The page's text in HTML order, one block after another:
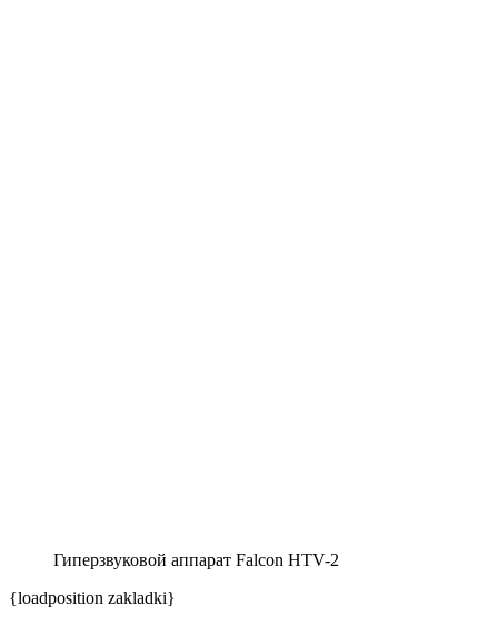
Гиперзвуковой аппарат Falcon HTV-2
{loadposition zakladki}